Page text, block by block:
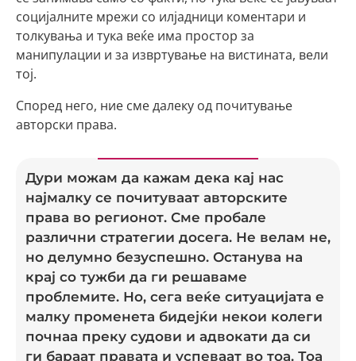
социјалните мрежи со илјадници коментари и
толкувања и тука веќе има простор за
манипулации и за извртување на вистината, вели
тој.
Според него, ние сме далеку од почитување
авторски права.
Дури можам да кажам дека кај нас
најмалку се почитуваат авторските
права во регионот. Сме пробале
различни стратегии досега. Не велам не,
но делумно безуспешно. Останува на
крај со тужби да ги решаваме
проблемите. Но, сега веќе ситуацијата е
малку променета бидејќи некои колеги
почнаа преку судови и адвокати да си
ги бараат правата и успеваат во тоа. Тоа